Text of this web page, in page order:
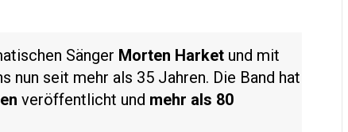
Sänger Morten Harket und mit
nun seit mehr als 35 Jahren. Die Band hat
veröffentlicht und mehr als 80